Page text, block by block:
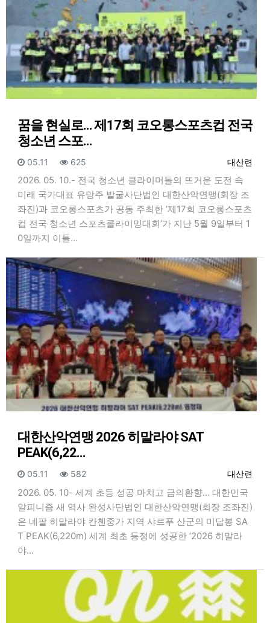
꿈을 현실로… 제17회 코오롱스포츠컵 전국
청소년 스포…
등록자
대산련
등록일
05.11 조회
625
2026. 05. 10.- 전국 청소년 클라이머들의 뜨거운 도전 속
미래 국가대표 유망주 발굴사단법인 대한산악연맹(회장 조
좌진)과 코오롱스포츠가 공동 주최한 ‘제17회 코오롱스포츠
컵 전국 청소년 스포츠클라이밍대회’가 지난 5월 9일부터 1
0일까지 이틀…
대한산악연맹 2026 히말라야 SAT
PEAK(6,22…
등록자
대산련
등록일
05.11 조회
582
2026. 05. 10- 세계 초등 성공 마치고 금의환향… 대한민국
알피니즘 새 역사 완성사단법인 대한산악연맹(회장 조좌진)
은 네팔 히말라야 칸첸중가 지역 샤르푸 산군의 미답봉 SA
T PEAK(6,220m) 세계 최초 등정에 성공한 ‘2026 히말라
야…